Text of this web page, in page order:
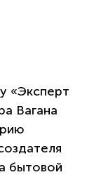
«Эксперт
Вагана
бытовой